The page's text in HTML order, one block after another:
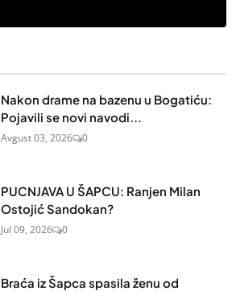
Nakon drame na bazenu u Bogatiću:
Pojavili se novi navodi...
Avgust 03, 2026 0
PUCNJAVA U ŠAPCU: Ranjen Milan
Ostojić Sandokan?
Jul 09, 2026 0
Braća iz Šapca spasila ženu od